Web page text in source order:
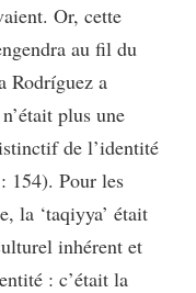
Or, cette
au fil du
Rodríguez a
plus une
de l’identité
154). Pour les
la ‘taqiyya’ était
inhérent et
: c’était la